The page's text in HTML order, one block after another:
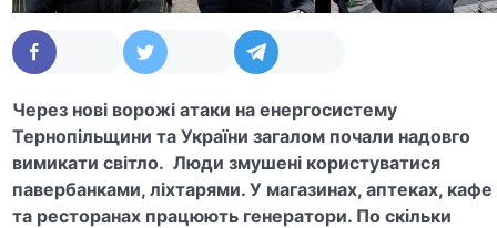
Через нові ворожі атаки на енергосистему
Тернопільщини та України загалом почали надовго
вимикати світло. Люди змушені користуватися
павербанками, ліхтарями. У магазинах, аптеках, кафе
та ресторанах працюють генератори. По скільки